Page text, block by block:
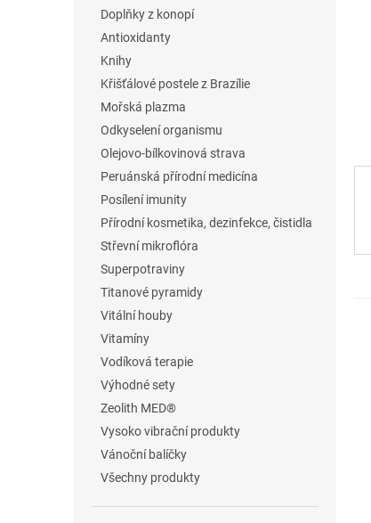
Doplňky z konopí
Antioxidanty
Knihy
Křišťálové postele z Brazílie
Mořská plazma
Odkyselení organismu
Olejovo-bílkovinová strava
Peruánská přírodní medicína
Posílení imunity
Přírodní kosmetika, dezinfekce, čistidla
Střevní mikroflóra
Superpotraviny
Titanové pyramidy
Vitální houby
Vitamíny
Vodíková terapie
Výhodné sety
Zeolith MED®
Vysoko vibrační produkty
Vánoční balíčky
Všechny produkty